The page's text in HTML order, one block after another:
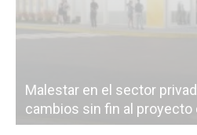
Malestar en el sector
cambios sin fin al proyecto